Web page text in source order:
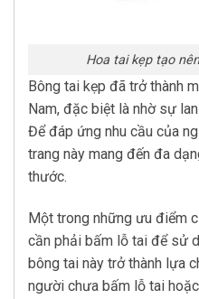
Hoa tai kẹp tạo
Bông tai kẹp đã trở thành
Nam, đặc biệt là nhờ sự
Để đáp ứng nhu cầu của
trang này mang đến đa
thước.
Một trong những ưu điểm
cần phải bấm lỗ tai để sử
bông tai này trở thành lựa
người chưa bấm lỗ tai